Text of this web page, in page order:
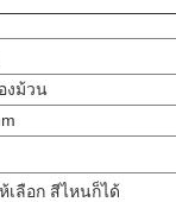
งม้วน
เลือก สีไหนก็ได้